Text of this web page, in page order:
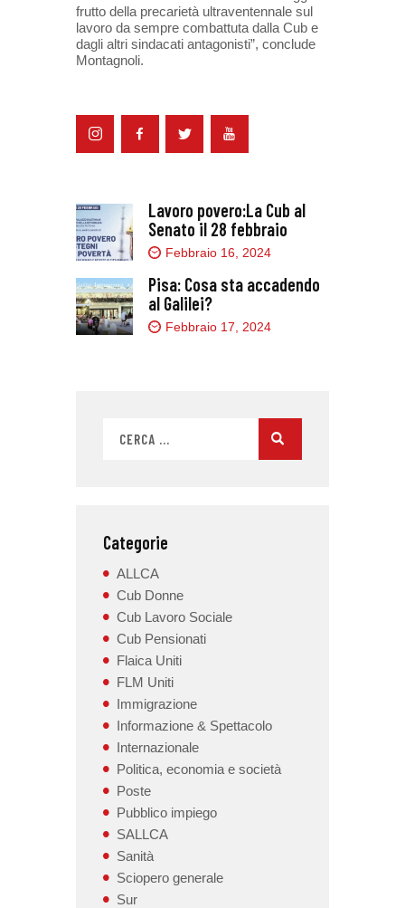
frutto della precarietà ultraventennale sul
lavoro da sempre combattuta dalla Cub e
dagli altri sindacati antagonisti”, conclude
Montagnoli.
Lavoro povero:La Cub al
Senato il 28 febbraio
Febbraio 16, 2024
Pisa: Cosa sta accadendo
al Galilei?
Febbraio 17, 2024
Categorie
ALLCA
Cub Donne
Cub Lavoro Sociale
Cub Pensionati
Flaica Uniti
FLM Uniti
Immigrazione
Informazione & Spettacolo
Internazionale
Politica, economia e società
Poste
Pubblico impiego
SALLCA
Sanità
Sciopero generale
Sur